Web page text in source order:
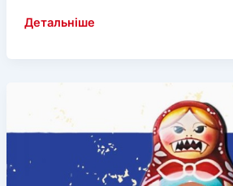
На
лівобережжя
вчать
вбивати
Детальніше